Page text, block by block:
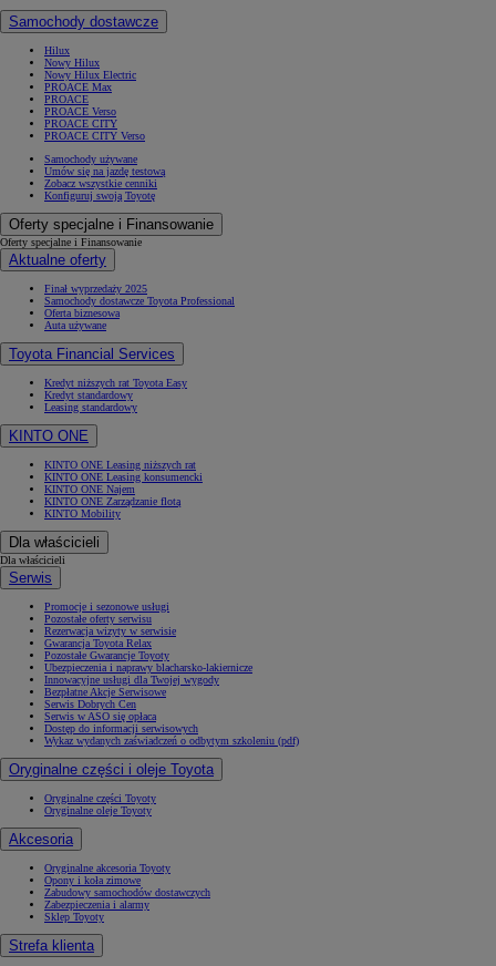
Samochody dostawcze
Hilux
Nowy Hilux
Nowy Hilux Electric
PROACE Max
PROACE
PROACE Verso
PROACE CITY
PROACE CITY Verso
Samochody używane
Umów się na jazdę testową
Zobacz wszystkie cenniki
Konfiguruj swoją Toyotę
Oferty specjalne i Finansowanie
Oferty specjalne i Finansowanie
Aktualne oferty
Finał wyprzedaży 2025
Samochody dostawcze Toyota Professional
Oferta biznesowa
Auta używane
Toyota Financial Services
Kredyt niższych rat Toyota Easy
Kredyt standardowy
Leasing standardowy
KINTO ONE
KINTO ONE Leasing niższych rat
KINTO ONE Leasing konsumencki
KINTO ONE Najem
KINTO ONE Zarządzanie flotą
KINTO Mobility
Dla właścicieli
Dla właścicieli
Serwis
Promocje i sezonowe usługi
Pozostałe oferty serwisu
Rezerwacja wizyty w serwisie
Gwarancja Toyota Relax
Pozostałe Gwarancje Toyoty
Ubezpieczenia i naprawy blacharsko-lakiernicze
Innowacyjne usługi dla Twojej wygody
Bezpłatne Akcje Serwisowe
Serwis Dobrych Cen
Serwis w ASO się opłaca
Dostęp do informacji serwisowych
Wykaz wydanych zaświadczeń o odbytym szkoleniu (pdf)
Oryginalne części i oleje Toyota
Oryginalne części Toyoty
Oryginalne oleje Toyoty
Akcesoria
Oryginalne akcesoria Toyoty
Opony i koła zimowe
Zabudowy samochodów dostawczych
Zabezpieczenia i alarmy
Sklep Toyoty
Strefa klienta